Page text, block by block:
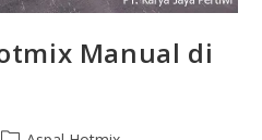
Manual di